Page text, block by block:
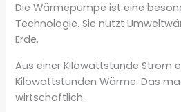
Die Wärmepumpe ist eine
Technologie. Sie nutzt
Erde.
Aus einer Kilowattstunde Strom
Kilowattstunden Wärme. Das
wirtschaftlich.